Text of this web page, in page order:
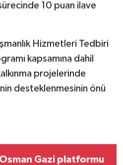
10 puan ilave
Hizmetleri Tedbiri
kapsamına dahil
projelerinde
desteklenmesinin önü
Osman Gazi platformu